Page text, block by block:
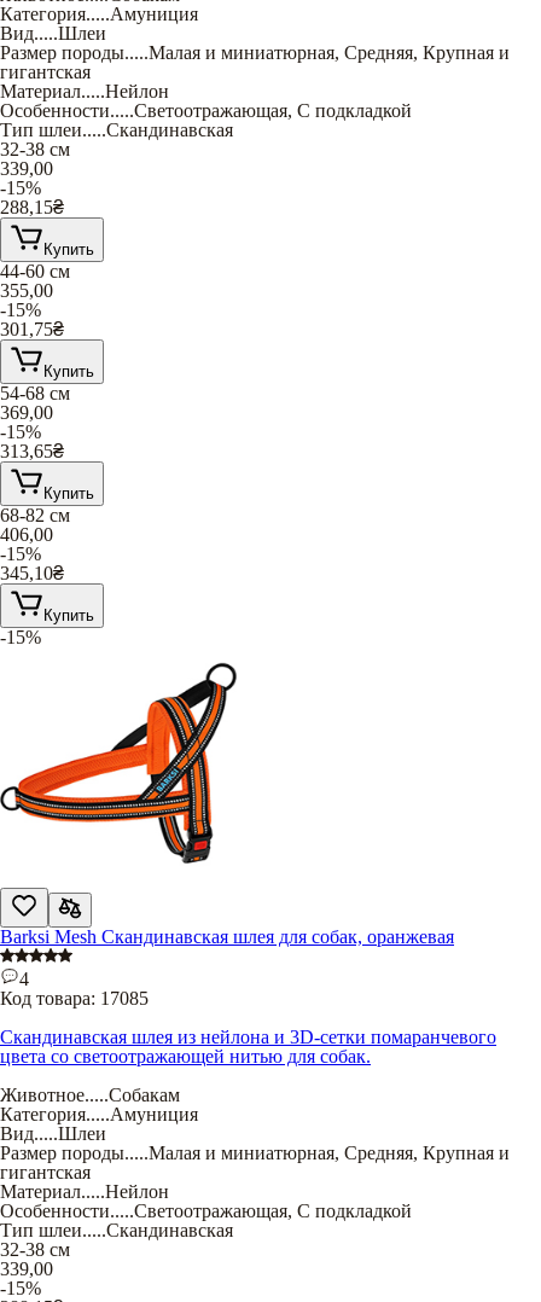
Категория.....Амуниция
Вид.....Шлеи
Размер породы.....Малая и миниатюрная, Средняя, Крупная и
гигантская
Материал.....Нейлон
Особенности.....Светоотражающая, С подкладкой
Тип шлеи.....Скандинавская
32-38 см
339,00
-15%
288,15₴
Купить
44-60 см
355,00
-15%
301,75₴
Купить
54-68 см
369,00
-15%
313,65₴
Купить
68-82 см
406,00
-15%
345,10₴
Купить
-15%
Barksi Mesh Скандинавская шлея для собак, оранжевая
4
Код товара: 17085
Скандинавская шлея из нейлона и 3D-сетки помаранчевого
цвета со светоотражающей нитью для собак.
Животное.....Собакам
Категория.....Амуниция
Вид.....Шлеи
Размер породы.....Малая и миниатюрная, Средняя, Крупная и
гигантская
Материал.....Нейлон
Особенности.....Светоотражающая, С подкладкой
Тип шлеи.....Скандинавская
32-38 см
339,00
-15%